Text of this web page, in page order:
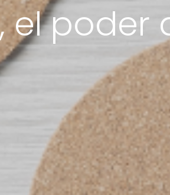
el poder